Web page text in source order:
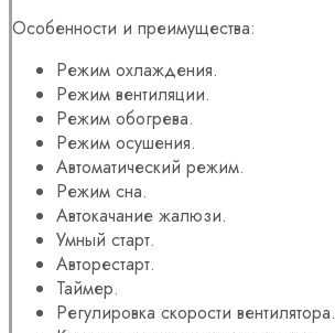
Особенности и преимущества:
Режим охлаждения.
Режим вентиляции.
Режим обогрева.
Режим осушения.
Автоматический режим.
Режим сна.
Автокачание жалюзи.
Умный старт.
Авторестарт.
Таймер.
Регулировка скорости вентилятора.